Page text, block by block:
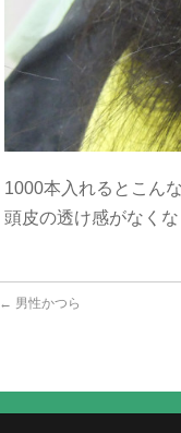
1000本入れるとこん
頭皮の透け感がなく
← 男性かつら